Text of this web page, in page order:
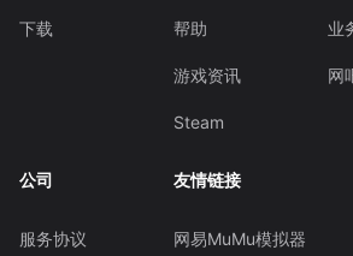
下载 帮助
游戏资讯
Steam
业
网
公司
服务协议
友情链接
网易MuMu模拟器